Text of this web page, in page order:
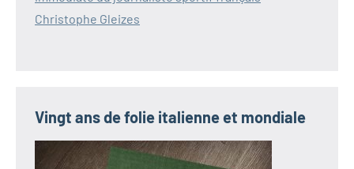
Christophe Gleizes
Vingt ans de folie italienne et mondiale